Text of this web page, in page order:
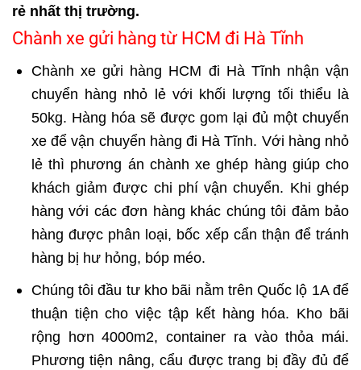
rẻ nhất thị trường.
Chành xe gửi hàng từ HCM đi Hà Tĩnh
Chành xe gửi hàng HCM đi Hà Tĩnh nhận vận
chuyển hàng nhỏ lẻ với khối lượng tối thiểu là
50kg. Hàng hóa sẽ được gom lại đủ một chuyến
xe đểvận chuyển hàng đi Hà Tĩnh. Với hàng nhỏ
lẻ thì phương án chành xe ghép hàng giúp cho
khách giảm được chi phí vận chuyển. Khi ghép
hàng với các đơn hàng khác chúng tôi đảm bảo
hàng được phân loại, bốc xếp cẩn thận để tránh
hàng bị hư hỏng, bóp méo.
Chúng tôi đầu tư kho bãi nằm trên Quốc lộ 1A để
thuận tiện cho việc tập kết hàng hóa. Kho bãi
rộng hơn 4000m2, container ra vào thỏa mái.
Phương tiện nâng, cẩu được trang bị đầy đủ để